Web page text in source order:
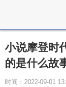
小说摩登时
的是什么故
时间：2022-09-01